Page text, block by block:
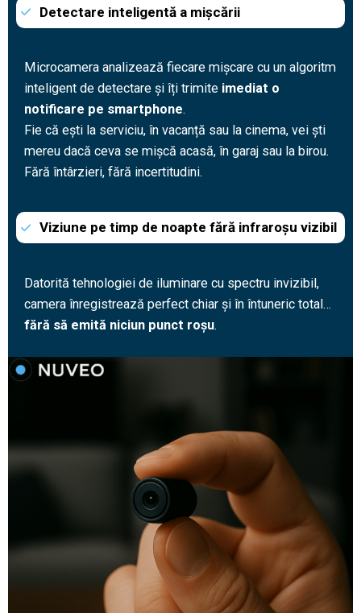
Detectare inteligentă a mișcării
Microcamera analizează fiecare mișcare cu un algoritm
inteligent de detectare și îți trimite imediat o
notificare pe smartphone.
Fie că ești la serviciu, în vacanță sau la cinema, vei ști
mereu dacă ceva se mișcă acasă, în garaj sau la birou.
Fără întârzieri, fără incertitudini.
Viziune pe timp de noapte fără infraroșu vizibil
Datorită tehnologiei de iluminare cu spectru invizibil,
camera înregistrează perfect chiar și în întuneric total…
fără să emită niciun punct roșu.